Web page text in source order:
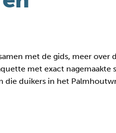
met de gids, meer over
met exact nagemaakte
die duikers in het